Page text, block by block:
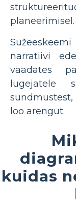
planeerimisel.
narratiivi
vaadates
lugejatele
loo arengut.
kuidas